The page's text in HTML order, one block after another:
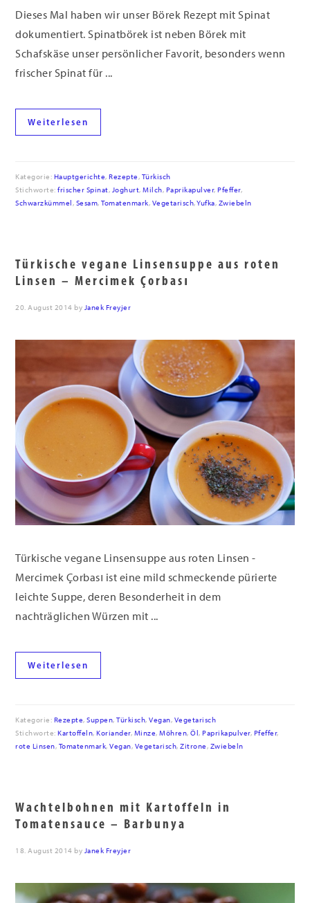
Dieses Mal haben wir unser Börek Rezept mit Spinat
dokumentiert. Spinatbörek ist neben Börek mit
Schafskäse unser persönlicher Favorit, besonders wenn
frischer Spinat für ...
Weiterlesen
Kategorie: Hauptgerichte,Rezepte, Türkisch
Stichworte:frischer Spinat, Joghurt,Milch, Paprikapulver,Pfeffer,
Schwarzkümmel, Sesam,Tomatenmark, Vegetarisch,Yufka, Zwiebeln
Türkische vegane Linsensuppe aus roten
Linsen – Mercimek Çorbası
20. August 2014 by Janek Freyjer
Türkische vegane Linsensuppe aus roten Linsen -
Mercimek Çorbası ist eine mild schmeckende pürierte
leichte Suppe, deren Besonderheit in dem
nachträglichen Würzen mit ...
Weiterlesen
Kategorie: Rezepte,Suppen,Türkisch,Vegan, Vegetarisch
Stichworte:Kartoffeln,Koriander, Minze,Möhren,Öl,Paprikapulver, Pfeffer,
rote Linsen, Tomatenmark,Vegan, Vegetarisch,Zitrone, Zwiebeln
Wachtelbohnen mit Kartoffeln in
Tomatensauce – Barbunya
18. August 2014 by Janek Freyjer